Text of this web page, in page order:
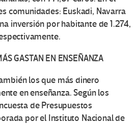
comunidades: Euskadi, Navarra
inversión por habitante de 1.274,
GASTAN EN ENSEÑANZA
los que más dinero
en enseñanza. Según los
de Presupuestos
por el Instituto Nacional de